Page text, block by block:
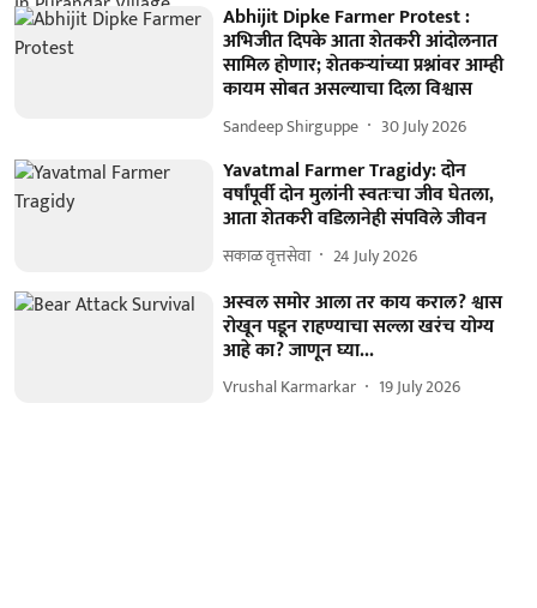
Abhijit Dipke Farmer Protest :
अभिजीत दिपके आता शेतकरी आंदोलनात
सामिल होणार; शेतकऱ्यांच्या प्रश्नांवर आम्ही
कायम सोबत असल्याचा दिला विश्वास
Sandeep Shirguppe 30 July 2026
Yavatmal Farmer Tragidy: दोन
वर्षांपूर्वी दोन मुलांनी स्वतःचा जीव घेतला,
आता शेतकरी वडिलानेही संपविले जीवन
सकाळ वृत्तसेवा 24 July 2026
अस्वल समोर आला तर काय कराल? श्वास
रोखून पडून राहण्याचा सल्ला खरंच योग्य
आहे का? जाणून घ्या...
Vrushal Karmarkar 19 July 2026